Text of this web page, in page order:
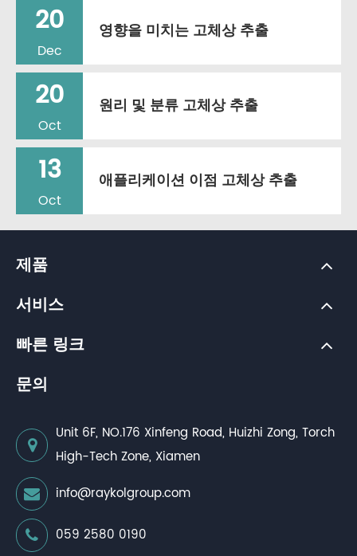
20
Dec
영향을 미치는 고체상 추출
20
Oct
원리 및 분류 고체상 추출
13
Oct
애플리케이션 이점 고체상 추출
제품
서비스
빠른 링크
문의
Unit 6F, NO.176 Xinfeng Road, Huizhi Zong, Torch
High-Tech Zone, Xiamen
info@raykolgroup.com
059 2580 0190